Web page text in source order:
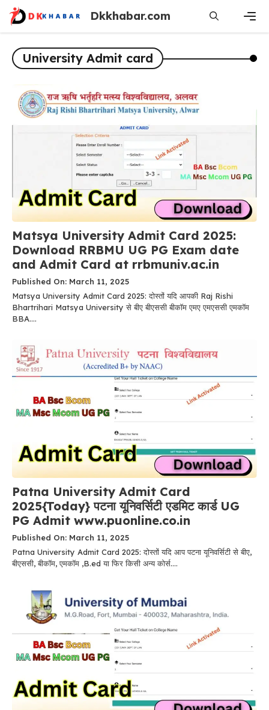
Skip
content
Dkkhabar.com
University Admit card
Matsya University Admit Card 2025:
Download RRBMU UG PG Exam date
and Admit Card at rrbmuniv.ac.in
Published On: March 11, 2025
Matsya University Admit Card 2025: दोस्तों यदि आपकी Raj Rishi
Bhartrihari Matsya University से बीए बीएससी बीकॉम एमए एमएससी एमकॉम
BBA....
Patna University Admit Card
2025{Today} पटना यूनिवर्सिटी एडमिट कार्ड UG
PG Admit www.puonline.co.in
Published On: March 11, 2025
Patna University Admit Card 2025: दोस्तों यदि आप पटना यूनिवर्सिटी से बीए,
बीएससी, बीकॉम, एमकॉम ,B.ed या फिर किसी अन्य कोर्स....